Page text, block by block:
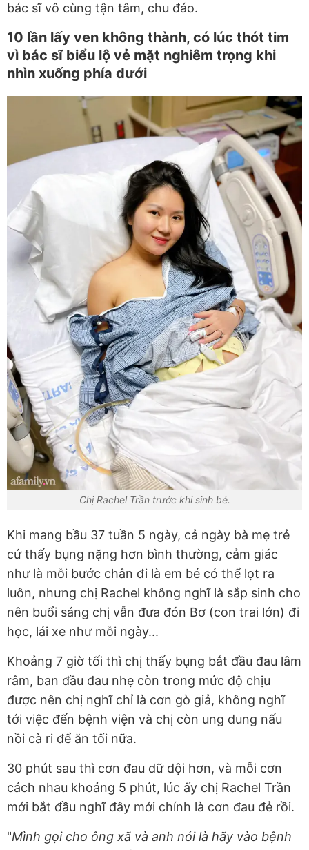
bác sĩ vô cùng tận tâm, chu đáo.
10 lần lấy ven không thành, có lúc thót tim
vì bác sĩ biểu lộ vẻ mặt nghiêm trọng khi
nhìn xuống phía dưới
Chị Rachel Trần trước khi sinh bé.
Khi mang bầu 37 tuần 5 ngày, cả ngày bà mẹ trẻ
cứ thấy bụng nặng hơn bình thường, cảm giác
như là mỗi bước chân đi là em bé có thể lọt ra
luôn, nhưng chị Rachel không nghĩ là sắp sinh cho
nên buổi sáng chị vẫn đưa đón Bơ (con trai lớn) đi
học, lái xe như mỗi ngày...
Khoảng 7 giờ tối thì chị thấy bụng bắt đầu đau lâm
râm, ban đầu đau nhẹ còn trong mức độ chịu
được nên chị nghĩ chỉ là cơn gò giả, không nghĩ
tới việc đến bệnh viện và chị còn ung dung nấu
nồi cà ri để ăn tối nữa.
30 phút sau thì cơn đau dữ dội hơn, và mỗi cơn
cách nhau khoảng 5 phút, lúc ấy chị Rachel Trần
mới bắt đầu nghĩ đây mới chính là cơn đau đẻ rồi.
"Mình gọi cho ông xã và anh nói là hãy vào bệnh